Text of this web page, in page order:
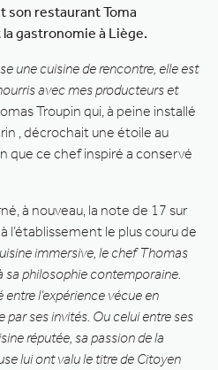
son restaurant Toma
gastronomie à Liège.
une cuisine de rencontre, elle est
avec mes producteurs et
Troupin qui, à peine installé
, décrochait une étoile au
que ce chef inspiré a conservé
à nouveau, la note de 17 sur
l’établissement le plus couru de
immersive, le chef Thomas
sa philosophie contemporaine.
l’expérience vécue en
par ses invités. Ou celui entre ses
réputée, sa passion de la
lui ont valu le titre de Citoyen